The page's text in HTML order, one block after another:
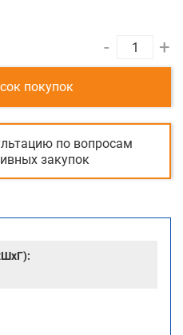
- +
покупок
по вопросам
закупок